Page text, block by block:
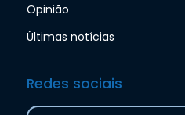
Opinião
Últimas notícias
Redes sociais